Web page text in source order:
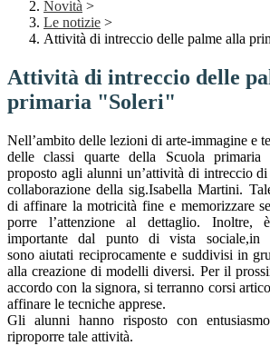
Novità >
Le notizie >
Attività di intreccio delle palme alla
Attività di intreccio delle
primaria "Soleri"
Nell’ambito delle lezioni di arte-immagine e
delle classi quarte della Scuola primaria
proposto agli alunni un’attività di intreccio
collaborazione della sig.Isabella Martini.
di affinare la motricità fine e memorizzare
porre l’attenzione al dettaglio. Inoltre,
importante dal punto di vista
sono aiutati reciprocamente e suddivisi in
alla creazione di modelli diversi. Per il
accordo con la signora, si terranno corsi
affinare le tecniche apprese.
Gli alunni hanno risposto con
riproporre tale attività.